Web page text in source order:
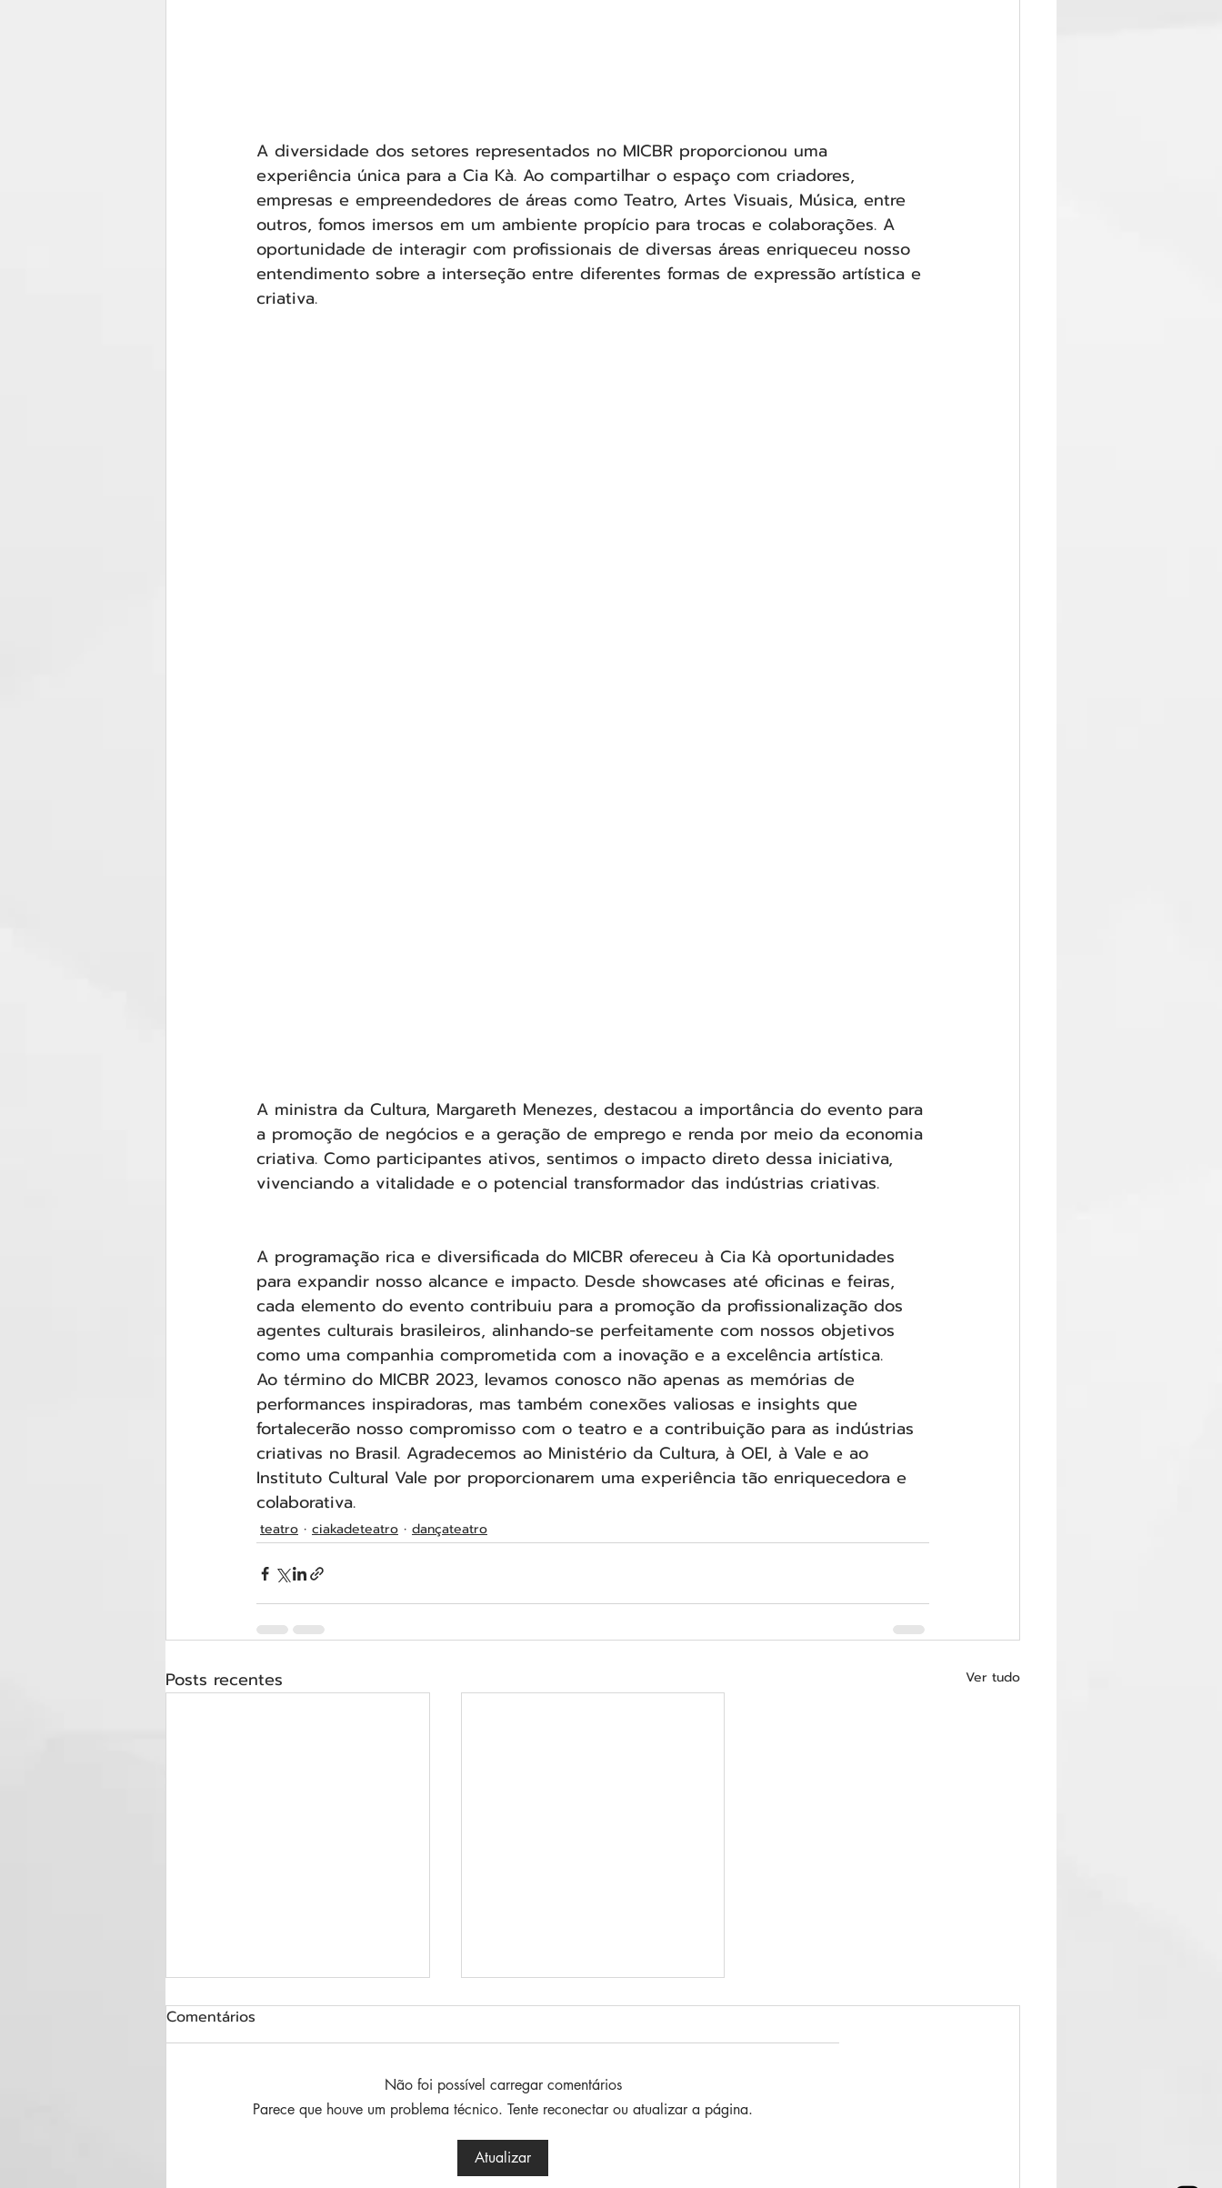
A diversidade dos setores representados no MICBR proporcionou uma
experiência única para a Cia Kà. Ao compartilhar o espaço com criadores,
empresas e empreendedores de áreas como Teatro, Artes Visuais, Música, entre
outros, fomos imersos em um ambiente propício para trocas e colaborações. A
oportunidade de interagir com profissionais de diversas áreas enriqueceu nosso
entendimento sobre a interseção entre diferentes formas de expressão artística e
criativa.
A ministra da Cultura, Margareth Menezes, destacou a importância do evento para
a promoção de negócios e a geração de emprego e renda por meio da economia
criativa. Como participantes ativos, sentimos o impacto direto dessa iniciativa,
vivenciando a vitalidade e o potencial transformador das indústrias criativas.
A programação rica e diversificada do MICBR ofereceu à Cia Kà oportunidades
para expandir nosso alcance e impacto. Desde showcases até oficinas e feiras,
cada elemento do evento contribuiu para a promoção da profissionalização dos
agentes culturais brasileiros, alinhando-se perfeitamente com nossos objetivos
como uma companhia comprometida com a inovação e a excelência artística.
Ao término do MICBR 2023, levamos conosco não apenas as memórias de
performances inspiradoras, mas também conexões valiosas e insights que
fortalecerão nosso compromisso com o teatro e a contribuição para as indústrias
criativas no Brasil. Agradecemos ao Ministério da Cultura, à OEI, à Vale e ao
Instituto Cultural Vale por proporcionarem uma experiência tão enriquecedora e
colaborativa.
teatro ciakadeteatro dançateatro
Posts recentes Ver tudo
CIA KÀ abre o Festival de
Comentários
Não foi possível carregar comentários
Parece que houve um problema técnico. Tente reconectar ou atualizar a página.
Atualizar